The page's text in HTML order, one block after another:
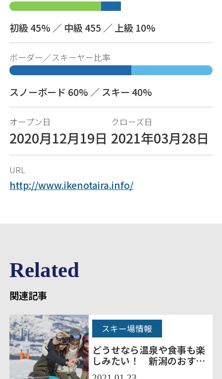
初級 45% ／ 中級 455 ／ 上級 10%
ボーダー／スキーヤー比率
スノーボード 60% ／ スキー 40%
オープン日
2020月12月19日
クローズ日
2021年03月28日
URL
http://www.ikenotaira.info/
Related
関連記事
どうせなら温泉や食事も楽
しみたい！ 新潟のおすす
めスキー場21選
スキー場情報